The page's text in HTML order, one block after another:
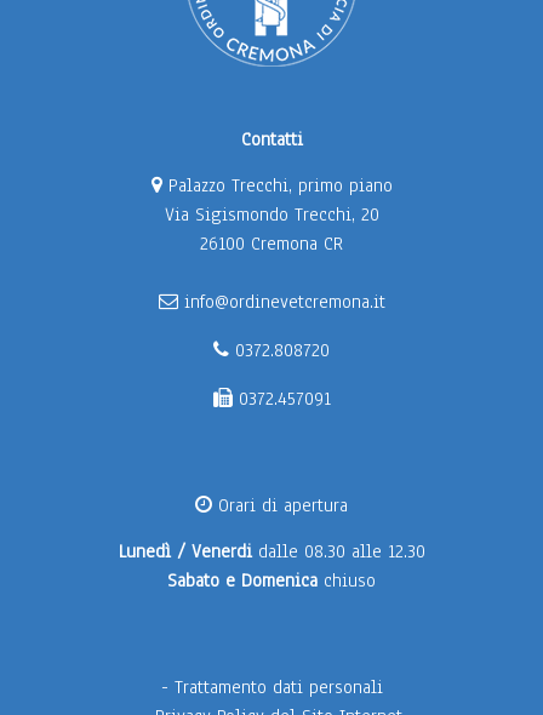
Contatti
Palazzo Trecchi, primo piano
Via Sigismondo Trecchi, 20
26100 Cremona CR
info@ordinevetcremona.it
0372.808720
0372.457091
Orari di apertura
Lunedì / Venerdidalle 08.30 alle 12.30
Sabato e Domenica chiuso
- Trattamento dati personali